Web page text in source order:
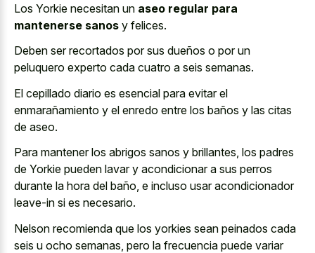
Los Yorkie necesitan un aseo regular para
mantenerse sanos y felices.
Deben ser recortados por sus dueños o por un
peluquero experto cada cuatro a seis semanas.
El cepillado diario es esencial para evitar el
enmarañamiento y el enredo entre los baños y las citas
de aseo.
Para mantener los abrigos sanos y brillantes, los padres
de Yorkie pueden lavar y acondicionar a sus perros
durante la hora del baño, e incluso usar acondicionador
leave-in si es necesario.
Nelson recomienda que los yorkies sean peinados cada
seis u ocho semanas, pero la frecuencia puede variar